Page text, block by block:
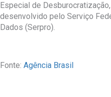
Especial de
desenvolvido pelo Serviço
Dados (Serpro).
Fonte: Agência Brasil